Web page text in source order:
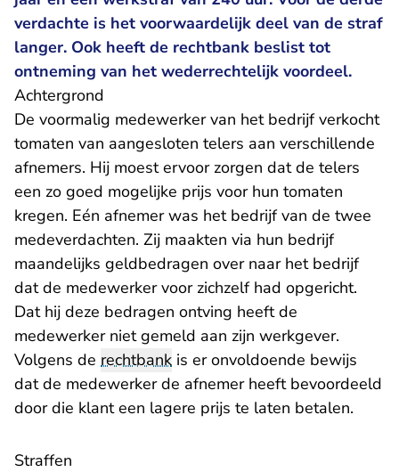
verdachte is het voorwaardelijk deel van de straf
langer. Ook heeft de rechtbank beslist tot
ontneming van het wederrechtelijk voordeel.
Achtergrond
De voormalig medewerker van het bedrijf verkocht
tomaten van aangesloten telers aan verschillende
afnemers. Hij moest ervoor zorgen dat de telers
een zo goed mogelijke prijs voor hun tomaten
kregen. Eén afnemer was het bedrijf van de twee
medeverdachten. Zij maakten via hun bedrijf
maandelijks geldbedragen over naar het bedrijf
dat de medewerker voor zichzelf had opgericht.
Dat hij deze bedragen ontving heeft de
medewerker niet gemeld aan zijn werkgever.
Volgens de rechtbank is er onvoldoende bewijs
dat de medewerker de afnemer heeft bevoordeeld
door die klant een lagere prijs te laten betalen.
Straffen